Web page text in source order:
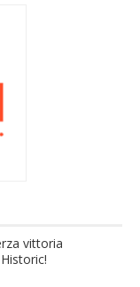
vittoria